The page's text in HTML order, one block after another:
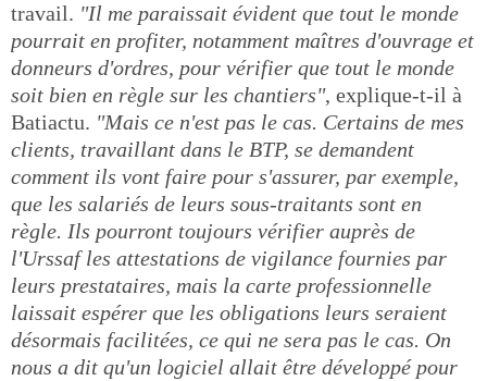
travail. "Il me paraissait évident que tout le monde
pourrait en profiter, notamment maîtres d'ouvrage et
donneurs d'ordres, pour vérifier que tout le monde
soit bien en règle sur les chantiers", explique-t-il à
Batiactu. "Mais ce n'est pas le cas. Certains de mes
clients, travaillant dans le BTP, se demandent
comment ils vont faire pour s'assurer, par exemple,
que les salariés de leurs sous-traitants sont en
règle. Ils pourront toujours vérifier auprès de
l'Urssaf les attestations de vigilance fournies par
leurs prestataires, mais la carte professionnelle
laissait espérer que les obligations leurs seraient
désormais facilitées, ce qui ne sera pas le cas. On
nous a dit qu'un logiciel allait être développé pour